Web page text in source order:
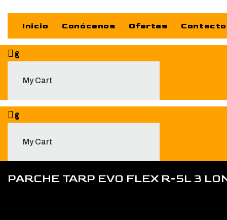
Inicio Conócenos Ofertas Contacto
0
My Cart
0
My Cart
PARCHE TARP EVO FLEX R-5L 3